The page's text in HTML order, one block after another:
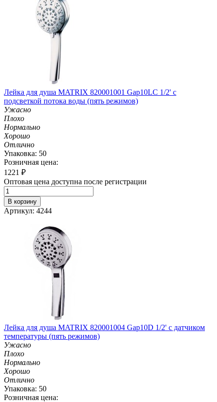
Лейка для душа MATRIX 820001001 Gap10LC 1/2' с
подсветкой потока воды (пять режимов)
Ужасно
Плохо
Нормально
Хорошо
Отлично
Упаковка: 50
Розничная цена:
1221 ₽
Оптовая цена доступна после регистрации
В корзину
Артикул: 4244
Лейка для душа MATRIX 820001004 Gap10D 1/2' с датчиком
температуры (пять режимов)
Ужасно
Плохо
Нормально
Хорошо
Отлично
Упаковка: 50
Розничная цена: